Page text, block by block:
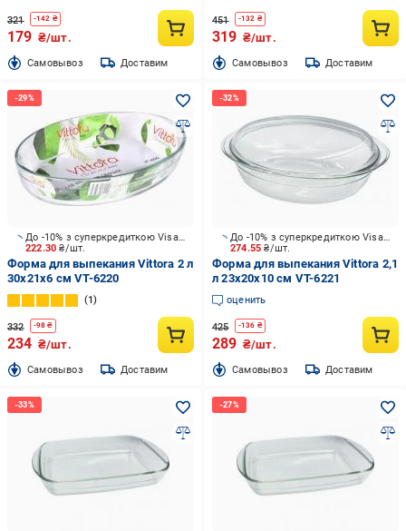
321 -142 ₴
179 ₴/шт.
Cамовывоз Доставим
451 -132 ₴
319 ₴/шт.
Cамовывоз Доставим
222.30₴/шт.
До -10% з суперкредиткою Visa Вигода
Форма для выпекания Vittora 2 л
30х21х6 см VT-6220
1
332 -98 ₴
234 ₴/шт.
Cамовывоз Доставим
274.55₴/шт.
До -10% з суперкредиткою Visa Вигода
Форма для выпекания Vittora 2,1
л 23х20х10 см VT-6221
оценить
425 -136 ₴
289 ₴/шт.
Cамовывоз Доставим